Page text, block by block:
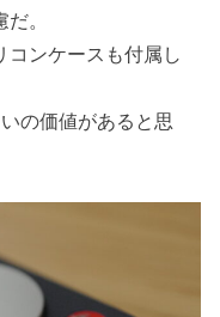
。
コンケースも付属し
の価値があると思